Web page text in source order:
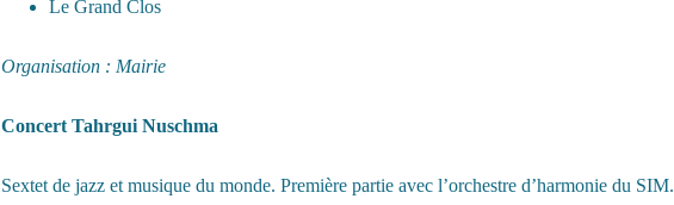
Le Grand Clos
Organisation : Mairie
Concert Tahrgui Nuschma
Sextet de jazz et musique du monde. Première partie avec l’orchestre d’harmonie du SIM.